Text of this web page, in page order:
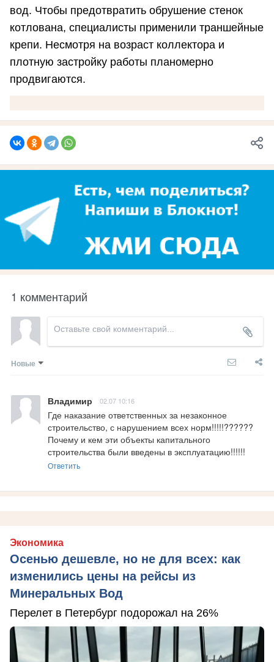
вод. Чтобы предотвратить обрушение стенок
котлована, специалисты применили траншейные
крепи. Несмотря на возраст коллектора и
плотную застройку работы планомерно
продвигаются.
1 комментарий
Новые
Владимир 02.07 10:16
Где наказание ответственных за незаконное
строительство, с нарушением всех норм!!!!!??????
Почему и кем эти объекты капитального
строительства были введены в эксплуатацию!!!!!!
Ответить
Экономика
Осенью дешевле, но не для всех: как
изменились цены на рейсы из
Минеральных Вод
Перелет в Петербург подорожал на 26%